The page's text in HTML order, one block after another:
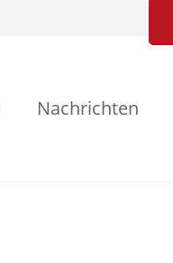
Nachrichten